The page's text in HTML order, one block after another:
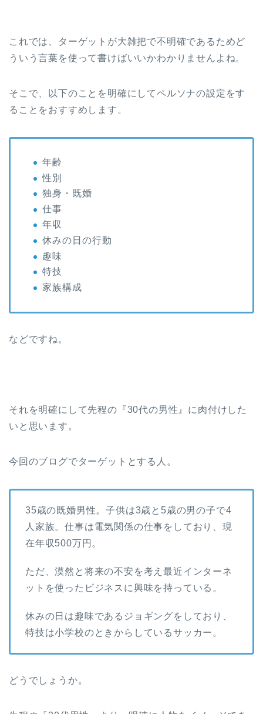
これでは、ターゲットが大雑把で不明確であるためど
ういう言葉を使って書けばいいかわかりませんよね。
そこで、以下のことを明確にしてペルソナの設定をす
ることをおすすめします。
年齢
性別
独身・既婚
仕事
年収
休みの日の行動
趣味
特技
家族構成
などですね。
それを明確にして先程の『30代の男性』に肉付けした
いと思います。
今回のブログでターゲットとする人。
35歳の既婚男性。子供は3歳と5歳の男の子で4
人家族。仕事は電気関係の仕事をしており、現
在年収500万円。
ただ、漠然と将来の不安を考え最近インターネ
ットを使ったビジネスに興味を持っている。
休みの日は趣味であるジョギングをしており、
特技は小学校のときからしているサッカー。
どうでしょうか。